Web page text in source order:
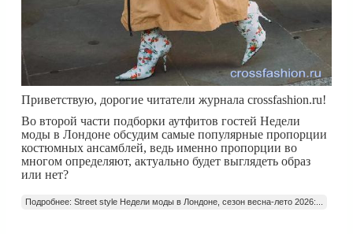
Приветствую, дорогие читатели журнала crossfashion.ru!
Во второй части подборки аутфитов гостей Недели
моды в Лондоне обсудим самые популярные пропорции
костюмных ансамблей, ведь именно пропорции во
многом определяют, актуально будет выглядеть образ
или нет?
Подробнее: Street style Недели моды в Лондоне, сезон весна-лето 2026:...